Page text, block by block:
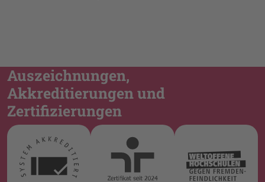
Auszeichnungen,
Akkreditierungen und
Zertifizierungen